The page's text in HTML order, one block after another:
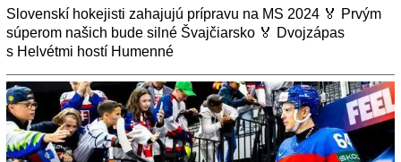
Slovenskí hokejisti zahajujú prípravu na MS 2024 🏅 Prvým
súperom našich bude silné Švajčiarsko 🏅 Dvojzápas
s Helvétmi hostí Humenné